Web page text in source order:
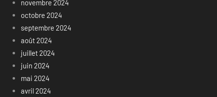
novembre 2024
octobre 2024
septembre 2024
août 2024
juillet 2024
juin 2024
mai 2024
avril 2024